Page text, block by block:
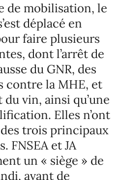
de mobilisation, le
déplacé en
faire plusieurs
dont l’arrêt de
du GNR, des
contre la MHE, et
vin, ainsi qu’une
Elles n’ont
trois principaux
FNSEA et JA
un « siège » de
avant de